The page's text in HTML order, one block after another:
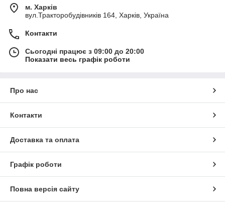
м. Харків
вул.Тракторобудівників 164, Харків, Україна
Контакти
Сьогодні працює з 09:00 до 20:00
Показати весь графік роботи
Про нас
Контакти
Доставка та оплата
Графік роботи
Повна версія сайту